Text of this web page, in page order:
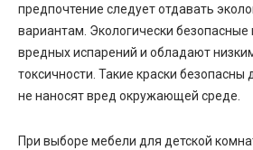
предпочтение следует отдавать
вариантам. Экологически безопасные
вредных испарений и обладают
токсичности. Такие краски безопасны
не наносят вред окружающей среде.
При выборе мебели для детской